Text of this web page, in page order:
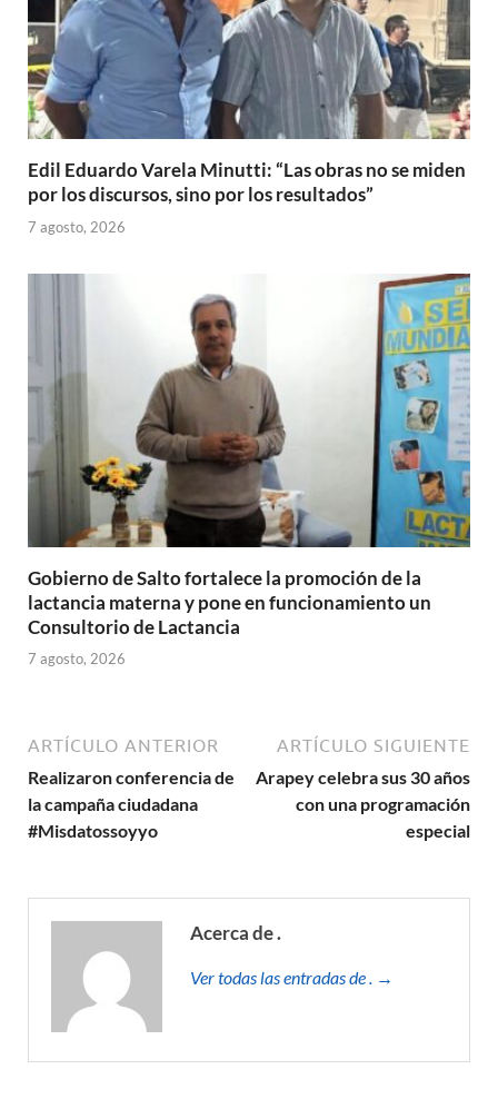
Edil Eduardo Varela Minutti: “Las obras no se miden
por los discursos, sino por los resultados”
7 agosto, 2026
Gobierno de Salto fortalece la promoción de la
lactancia materna y pone en funcionamiento un
Consultorio de Lactancia
7 agosto, 2026
ARTÍCULO ANTERIOR
Realizaron conferencia de
la campaña ciudadana
#Misdatossoyyo
ARTÍCULO SIGUIENTE
Arapey celebra sus 30 años
con una programación
especial
Acerca de .
Ver todas las entradas de . →